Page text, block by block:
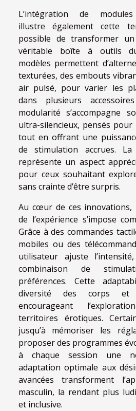
L’intégration de modules
illustre également cette
possible de transformer
véritable boîte à outils
modèles permettent
texturées, des embouts
air pulsé, pour varier les
dans plusieurs
modularité s’accompagne
ultra-silencieux, pensés pour
tout en offrant une
de stimulation accrues.
représente un aspect
pour ceux souhaitant
sans crainte d’être surpris.
Au cœur de ces innovations,
de l’expérience s’impose
Grâce à des commandes
mobiles ou des
utilisateur ajuste
combinaison de
préférences. Cette
diversité des corps et
encourageant
territoires érotiques.
jusqu’à mémoriser les
proposer des programmes
à chaque session une
adaptation optimale aux
avancées transforment
masculin, la rendant plus
et inclusive.